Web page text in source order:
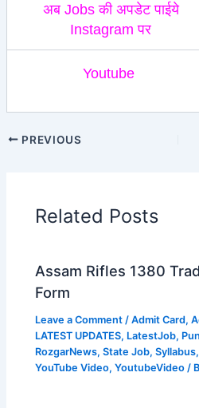
अब Jobs की अपडेट पाईये
Instagram पर
Youtube
PREVIOUS
Related Posts
Assam Rifles 1380
Form
Leave a Comment /Admit Card,
LATEST UPDATES, LatestJob,
RozgarNews,State Job,Syllabus,
YouTube Video,YoutubeVideo /